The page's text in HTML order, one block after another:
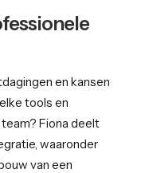
en kansen
tools en
Fiona deelt
waaronder
van een